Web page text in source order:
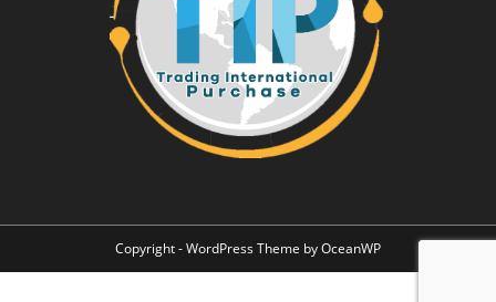
Copyright - WordPress Theme by OceanWP